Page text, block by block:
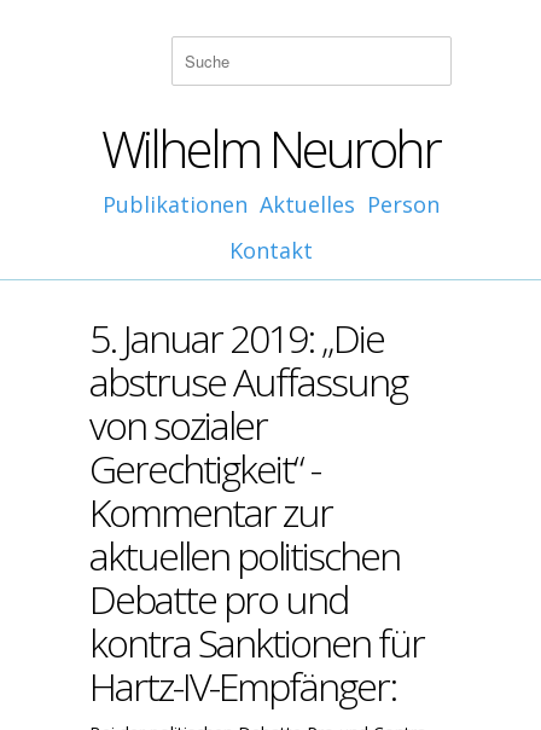
Wilhelm Neurohr
Publikationen Aktuelles Person
Kontakt
5. Januar 2019: „Die
abstruse Auffassung
von sozialer
Gerechtigkeit“ -
Kommentar zur
aktuellen politischen
Debatte pro und
kontra Sanktionen für
Hartz-IV-Empfänger: